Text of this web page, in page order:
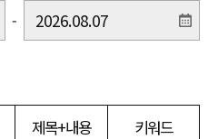
-
제목+내용 키워드